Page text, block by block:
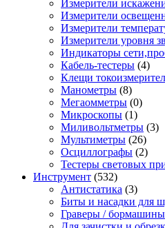
Измерители
Измерители
Измерители
Измерители уровня
Индикаторы
Кабель-тестеры (4)
Клещи
Манометры (8)
Мегаомметры (0)
Микроскопы (1)
Миливольтметры (3)
Мультиметры (26)
Осциллографы (2)
Тестеры световых
Инструмент (532)
Антистатика (3)
Биты и насадки для
Граверы / бормашины